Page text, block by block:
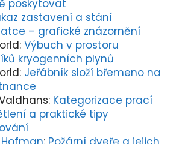
poskytovat
zastavení a stání
– grafické znázornění
: Výbuch v prostoru
kryogenních plynů
: Jeřábník složí břemeno na
: Kategorizace prací
a praktické tipy